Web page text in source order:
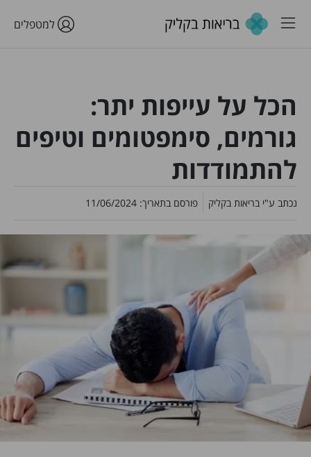
למטפלים
הכל על עייפות יתר:
גורמים, סימפטומים וטיפים
להתמודדות
נכתב ע"י בריאות בקליק פורסם בתאריך: 11/06/2024